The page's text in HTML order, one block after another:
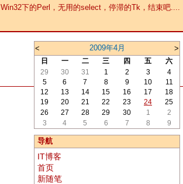
Win32下的Perl，无用的select，停滞的Tk，结束吧....
< 2009年4月 >
日 一 二 三 四 五
六
29
30 31 1 2 3
4
5
6 7 8 9 10
11
12
13 14 15 16 17
18
19
20 21 22 23 24
25
26
27 28 29 30 1
2
3
4 5 6 7 8 9
导航
IT博客
首页
新随笔